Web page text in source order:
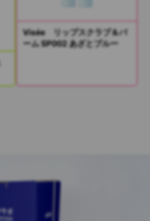
Visée リップスクラブ＆バ
ーム SP002 あざとブルー